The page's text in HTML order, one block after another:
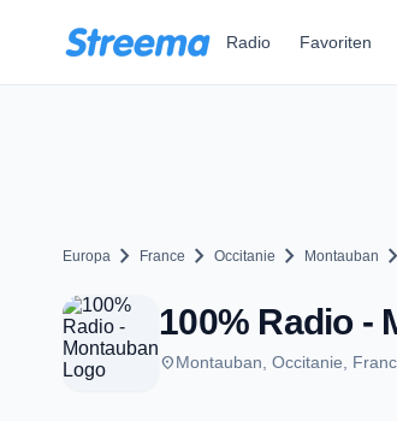
Radio Favoriten
Europa chevron_right France chevron_right Occitanie chevron_right Montauban chevron_right
100% Radio -
placeMontauban, Occitanie,